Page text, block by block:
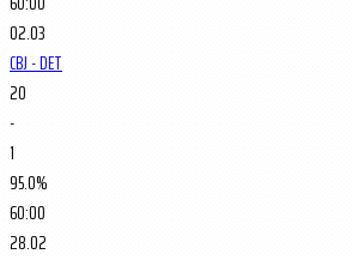
02.03
CBJ - DET
20
-
1
95.0%
60:00
28.02